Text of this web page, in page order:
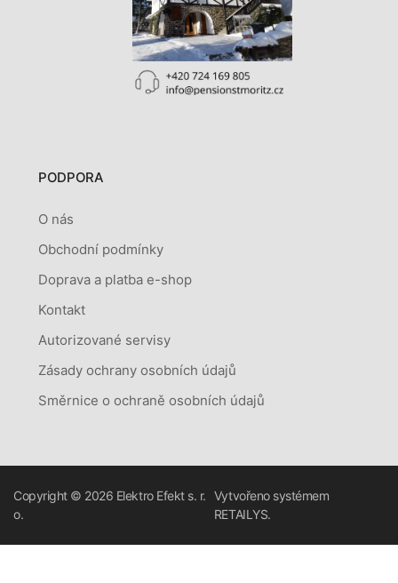
PODPORA
O nás
Obchodní podmínky
Doprava a platba e-shop
Kontakt
Autorizované servisy
Zásady ochrany osobních údajů
Směrnice o ochraně osobních údajů
Copyright © 2026 Elektro Efekt s. r.
o.
Vytvořeno systémem
RETAILYS.